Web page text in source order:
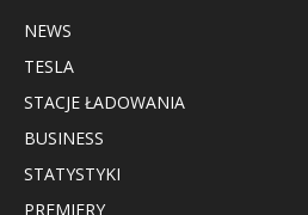
NEWS
TESLA
STACJE ŁADOWANIA
BUSINESS
STATYSTYKI
PREMIERY